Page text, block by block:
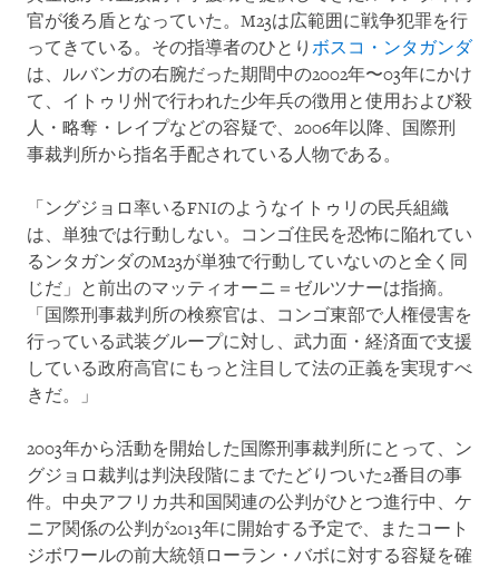
官が後ろ盾となっていた。M23は広範囲に戦争犯罪を行
ってきている。その指導者のひとり ボスコ・ンタガンダ
は、ルバンガの右腕だった期間中の2002年〜03年にかけ
て、イトゥリ州で行われた少年兵の徴用と使用および殺
人・略奪・レイプなどの容疑で、2006年以降、国際刑
事裁判所から指名手配されている人物である。
「ングジョロ率いるFNIのようなイトゥリの民兵組織
は、単独では行動しない。コンゴ住民を恐怖に陥れてい
るンタガンダのM23が単独で行動していないのと全く同
じだ」と前出のマッティオーニ＝ゼルツナーは指摘。
「国際刑事裁判所の検察官は、コンゴ東部で人権侵害を
行っている武装グループに対し、武力面・経済面で支援
している政府高官にもっと注目して法の正義を実現すべ
きだ。」
2003年から活動を開始した国際刑事裁判所にとって、ン
グジョロ裁判は判決段階にまでたどりついた2番目の事
件。中央アフリカ共和国関連の公判がひとつ進行中、ケ
ニア関係の公判が2013年に開始する予定で、またコート
ジボワールの前大統領ローラン・バボに対する容疑を確